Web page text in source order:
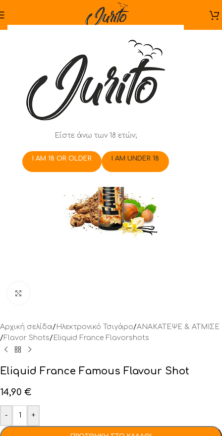
Είστε άνω των 18 ετών;
I AM 18 OR OLDER I AM UNDER 18
Αρχική σελίδα/ Ηλεκτρονικό Τσιγάρο/ΑΝΑΚΑΤΕΨΕ & ΑΤΜΙΣΕ
/Flavor Shots/ Eliquid France Flavorshots
Eliquid France Famous Flavour Shot
14,90 €
- +